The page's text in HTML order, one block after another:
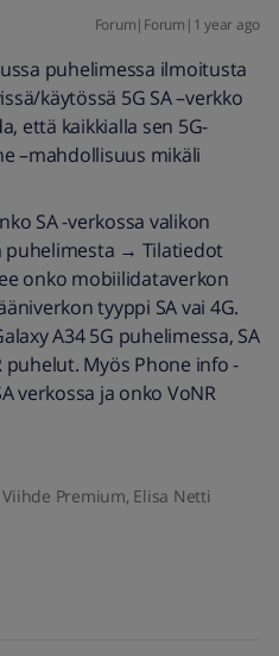
Forum|Forum|1 year ago
puhelimessa ilmoitusta
käytössä 5G SA –verkko
että kaikkialla sen 5G-
–mahdollisuus mikäli
SA -verkossa valikon
puhelimesta → Tilatiedot
onko mobiilidataverkon
tyyppi SA vai 4G.
A34 5G puhelimessa, SA
Myös Phone info -
verkossa ja onko VoNR
Premium, Elisa Netti